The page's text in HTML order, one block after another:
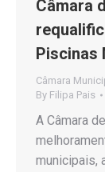
Câmara
Piscinas
Câmara
By Filipa Pais
A Câmara
municipais,